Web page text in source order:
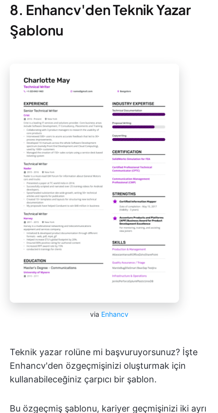
8. Enhancv'den Teknik Yazar
Şablonu
via Enhancv
Teknik yazar rolüne mi başvuruyorsunuz? İşte
Enhancv'den özgeçmişinizi oluşturmak için
kullanabileceğiniz çarpıcı bir şablon.
Bu özgeçmiş şablonu, kariyer geçmişinizi iki ayrı